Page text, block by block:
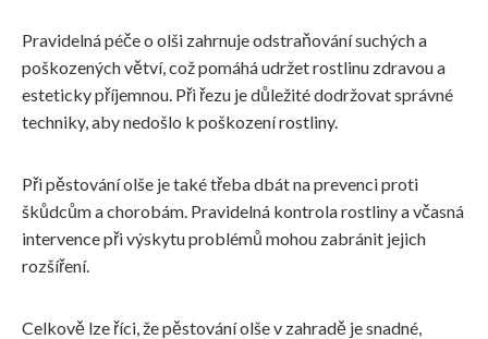
Pravidelná péče o olši zahrnuje odstraňování suchých a
poškozených větví, což pomáhá udržet rostlinu zdravou a
esteticky příjemnou. Při řezu je důležité dodržovat správné
techniky, aby nedošlo k poškození rostliny.
Při pěstování olše je také třeba dbát na prevenci proti
škůdcům a chorobám. Pravidelná kontrola rostliny a včasná
intervence při výskytu problémů mohou zabránit jejich
rozšíření.
Celkově lze říci, že pěstování olše v zahradě je snadné,